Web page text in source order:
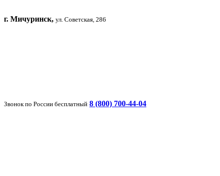
г. Мичуринск, ул. Советская, 286
Звонок по России бесплатный 8 (800) 700-44-04